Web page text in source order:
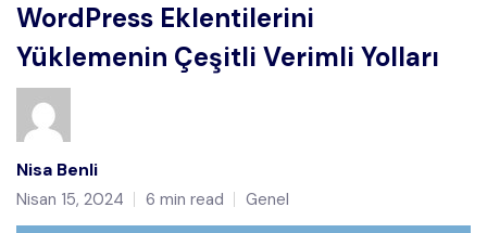
WordPress Eklentilerini
Yüklemenin Çeşitli Verimli Yolları
Nisa Benli
Nisan 15, 2024 6 min read Genel